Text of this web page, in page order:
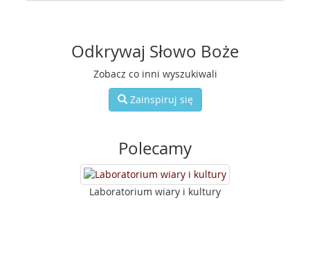
Odkrywaj Słowo Boże
Zobacz co inni wyszukiwali
Zainspiruj się
Polecamy
Laboratorium wiary i kultury